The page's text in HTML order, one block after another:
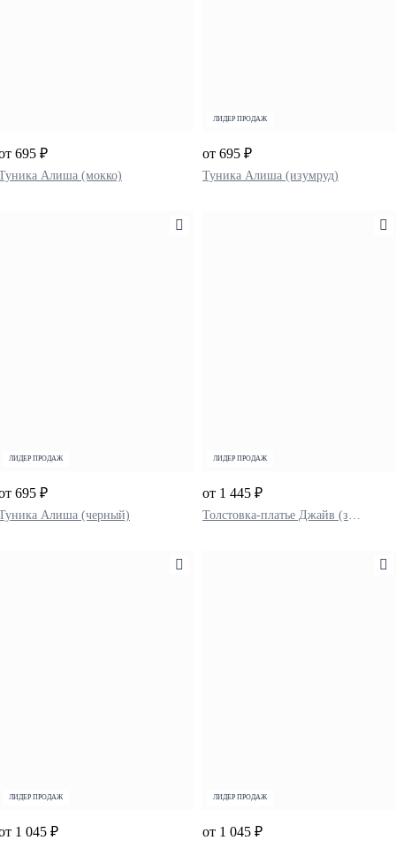
Алиша (мокко)
695 ₽
ЛИДЕР ПРОДАЖ
Туника Алиша (изумруд)
от 695 ₽
ЛИДЕР ПРОДАЖ
Алиша (черный)
695 ₽
ЛИДЕР ПРОДАЖ
от 1 445 ₽
ЛИДЕР ПРОДАЖ
1 045 ₽
ЛИДЕР ПРОДАЖ
от 1 045 ₽